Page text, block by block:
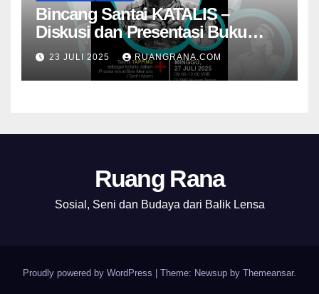
Bincang Santai KATALIS –
Diskusi dan Presentasi Buku
Foto Nambangan
23 JULI 2025 RUANGRANA.COM
Ruang Rana
Sosial, Seni dan Budaya dari Balik Lensa
Proudly powered by WordPress | Theme: Newsup by Themeansar.